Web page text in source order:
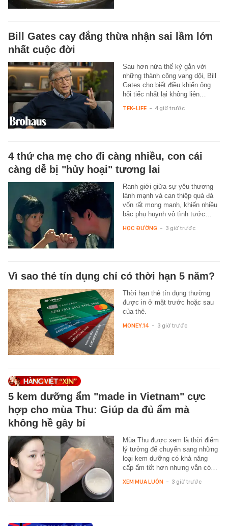
Bill Gates cay đắng thừa nhận sai lầm lớn
nhất cuộc đời
Sau hơn nửa thế kỷ gắn với
những thành công vang dội, Bill
Gates cho biết điều khiến ông
hối tiếc nhất lại không liên…
TEK-LIFE - 4 giờ trước
4 thứ cha mẹ cho đi càng nhiều, con cái
càng dễ bị "hủy hoại" tương lai
Ranh giới giữa sự yêu thương
lành mạnh và can thiệp quá đà
vốn rất mong manh, khiến nhiều
bậc phụ huynh vô tình tước…
HỌC ĐƯỜNG - 3 giờ trước
Vì sao thẻ tín dụng chỉ có thời hạn 5 năm?
Thời hạn thẻ tín dụng thường
được in ở mặt trước hoặc sau
của thẻ.
MONEY.14 - 3 giờ trước
5 kem dưỡng ẩm "made in Vietnam" cực
hợp cho mùa Thu: Giúp da đủ ẩm mà
không hề gây bí
Mùa Thu được xem là thời điểm
lý tưởng để chuyển sang những
loại kem dưỡng có khả năng
cấp ẩm tốt hơn nhưng vẫn có…
XEM MUA LUÔN - 3 giờ trước